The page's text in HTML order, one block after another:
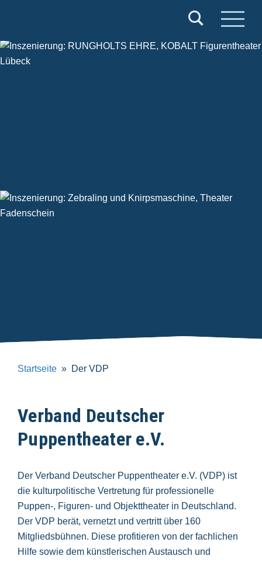
Puppentheater
e.V.
Startseite Der VDP
Verband Deutscher
Puppentheater e.V.
Der Verband Deutscher Puppentheater e.V. (VDP) ist
die kulturpolitische Vertretung für professionelle
Puppen-, Figuren- und Objekttheater in Deutschland.
Der VDP berät, vernetzt und vertritt über 160
Mitgliedsbühnen. Diese profitieren von der fachlichen
Hilfe sowie dem künstlerischen Austausch und